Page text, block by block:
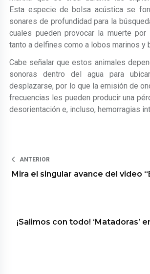
Esta especie de bolsa acústica se
sonares de profundidad para la
cuales pueden provocar la muerte por
tanto a delfines como a lobos marinos y
Cabe señalar que estos animales
sonoras dentro del agua para
desplazarse, por lo que la emisión de
frecuencias les pueden producir una
desorientación e, incluso, hemorragias
ANTERIOR
Mira el singular avance del video
¡Salimos con todo! ‘Matadoras’